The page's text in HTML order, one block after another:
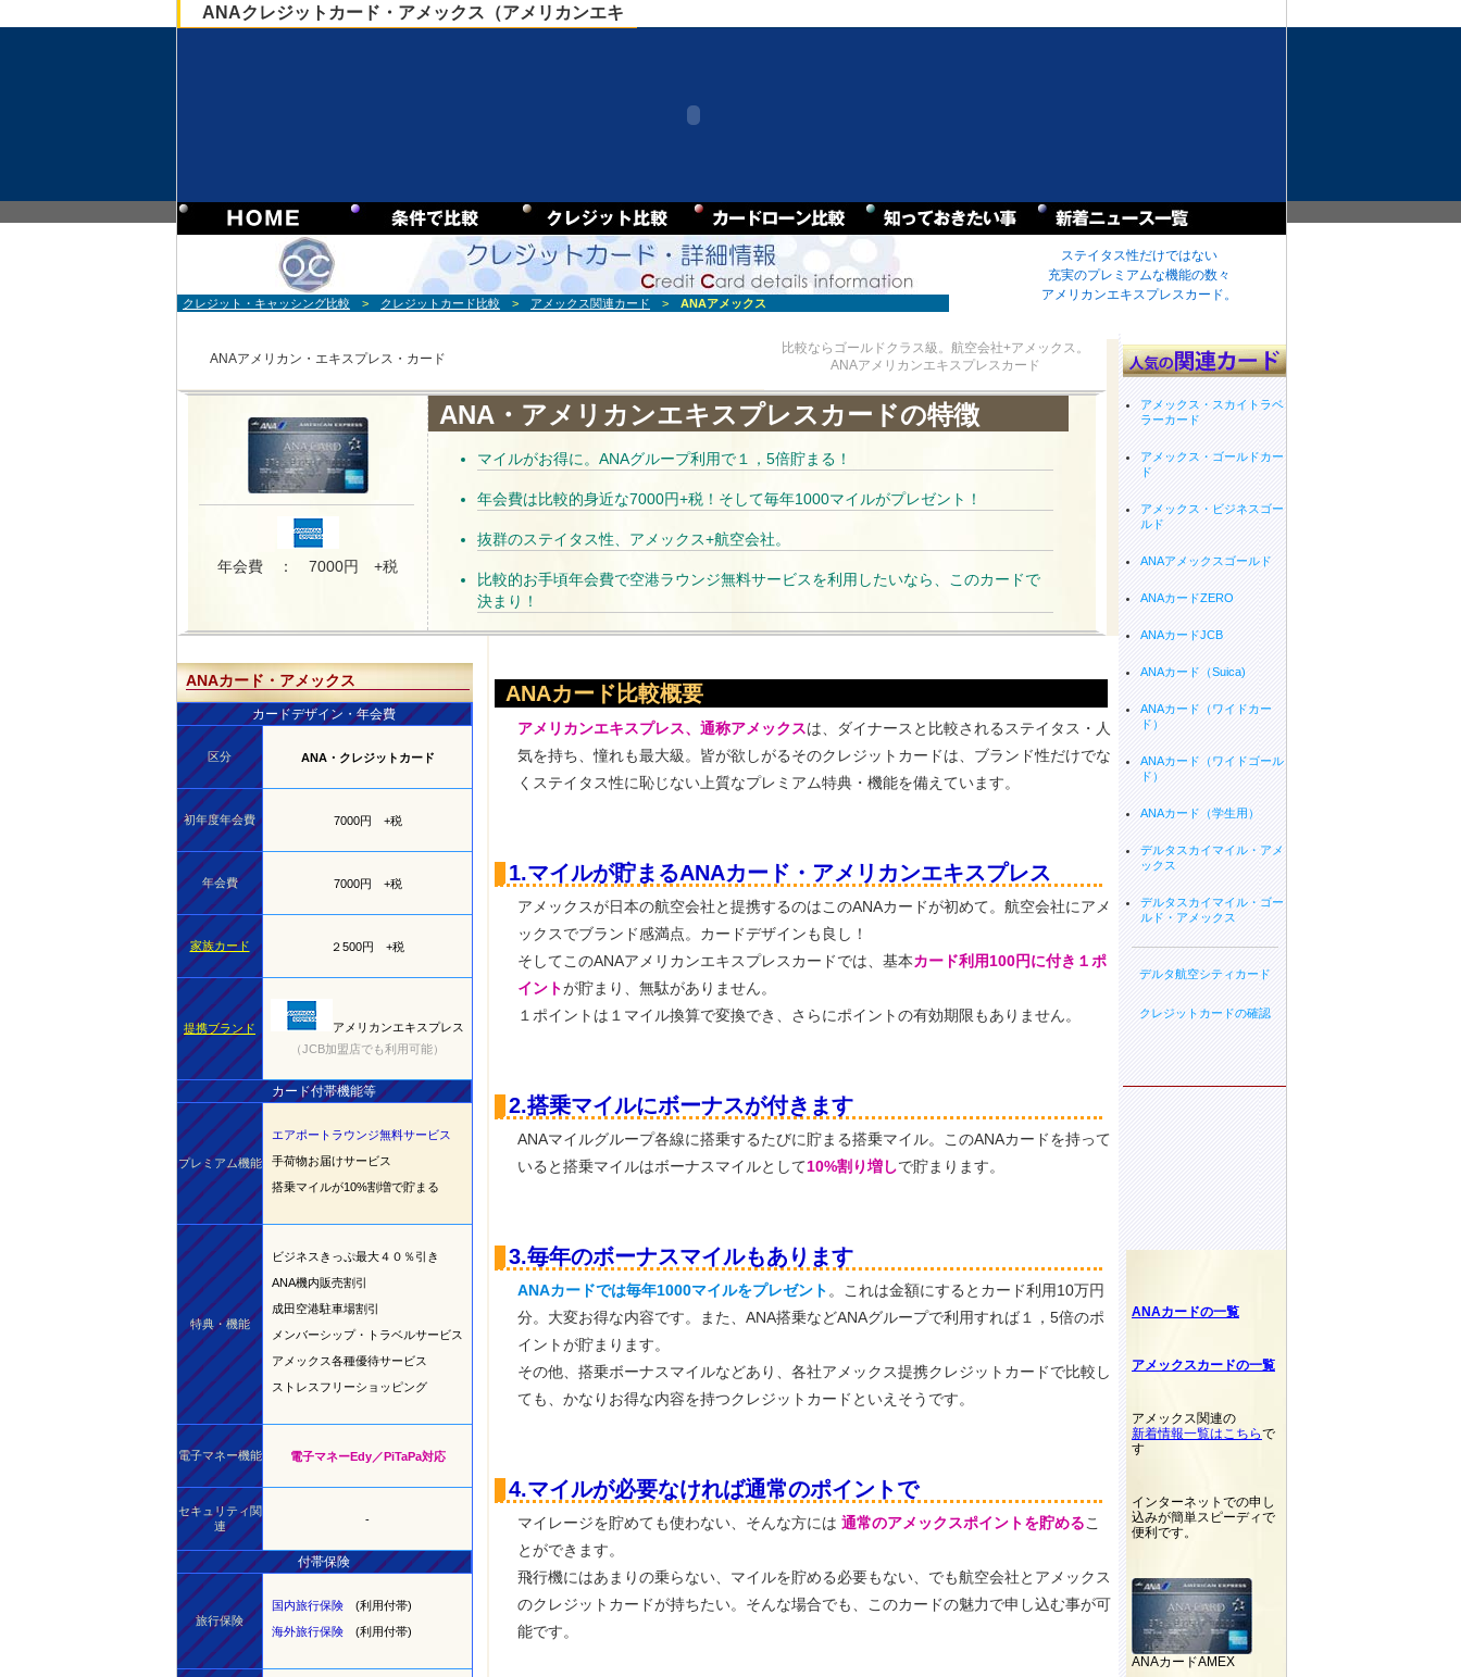
ANAクレジットカード・アメックス（アメリカンエキ
ステイタス性だけではない
充実のプレミアムな機能の数々
アメリカンエキスプレスカード。
クレジット・キャッシング比較 > クレジットカード比較 > アメックス関連カード > ANAアメックス
ANAアメリカン・エキスプレス・カード
比較ならゴールドクラス級。航空会社+アメックス。
ANAアメリカンエキスプレスカード
年会費 ： 7000円 +税
ANA・アメリカンエキスプレスカードの特徴
マイルがお得に。ANAグループ利用で１，5倍貯まる！
年会費は比較的身近な7000円+税！そして毎年1000マイルがプレゼント！
抜群のステイタス性、アメックス+航空会社。
比較的お手頃年会費で空港ラウンジ無料サービスを利用したいなら、このカードで
決まり！
ANAカード比較概要
アメリカンエキスプレス、通称アメックスは、ダイナースと比較されるステイタス・人
気を持ち、憧れも最大級。皆が欲しがるそのクレジットカードは、ブランド性だけでな
くステイタス性に恥じない上質なプレミアム特典・機能を備えています。
1.マイルが貯まるANAカード・アメリカンエキスプレス
アメックスが日本の航空会社と提携するのはこのANAカードが初めて。航空会社にアメ
ックスでブランド感満点。カードデザインも良し！
そしてこのANAアメリカンエキスプレスカードでは、基本カード利用100円に付き１ポ
イントが貯まり、無駄がありません。
１ポイントは１マイル換算で変換でき、さらにポイントの有効期限もありません。
2.搭乗マイルにボーナスが付きます
ANAマイルグループ各線に搭乗するたびに貯まる搭乗マイル。このANAカードを持って
いると搭乗マイルはボーナスマイルとして10%割り増しで貯まります。
3.毎年のボーナスマイルもあります
ANAカードでは毎年1000マイルをプレゼント 。これは金額にするとカード利用10万円
分。大変お得な内容です。また、ANA搭乗などANAグループで利用すれば１，5倍のポ
イントが貯まります。
その他、搭乗ボーナスマイルなどあり、各社アメックス提携クレジットカードで比較し
ても、かなりお得な内容を持つクレジットカードといえそうです。
4.マイルが必要なければ通常のポイントで
マイレージを貯めても使わない、そんな方には 通常のアメックスポイントを貯めるこ
とができます。
飛行機にはあまりの乗らない、マイルを貯める必要もない、でも航空会社とアメックス
のクレジットカードが持ちたい。そんな場合でも、このカードの魅力で申し込む事が可
能です。
ANAカード・アメックス
カードデザイン・年会費
区分 ANA・クレジットカード
初年度年会費 7000円 +税
年会費 7000円 +税
家族カード ２500円 +税
提携ブランド
アメリカンエキスプレス
（JCB加盟店でも利用可能）
カード付帯機能等
プレミアム機能
エアポートラウンジ無料サービス
手荷物お届けサービス
搭乗マイルが10%割増で貯まる
特典・機能
ビジネスきっぷ最大４０％引き
ANA機内販売割引
成田空港駐車場割引
メンバーシップ・トラベルサービス
アメックス各種優待サービス
ストレスフリーショッピング
電子マネー機能 電子マネーEdy／PiTaPa対応
セキュリティ関
連
-
付帯保険
旅行保険
国内旅行保険 (利用付帯)
海外旅行保険 (利用付帯)
アメックス・スカイトラベ
ラーカード
アメックス・ゴールドカー
ド
アメックス・ビジネスゴー
ルド
ANAアメックスゴールド
ANAカードZERO
ANAカードJCB
ANAカード（Suica)
ANAカード（ワイドカー
ド）
ANAカード（ワイドゴール
ド）
ANAカード（学生用）
デルタスカイマイル・アメ
ックス
デルタスカイマイル・ゴー
ルド・アメックス
デルタ航空シティカード
クレジットカードの確認
ANAカードの一覧
アメックスカードの一覧
アメックス関連の
新着情報一覧はこちらで
す
インターネットでの申し
込みが簡単スピーディで
便利です。
ANAカードAMEX